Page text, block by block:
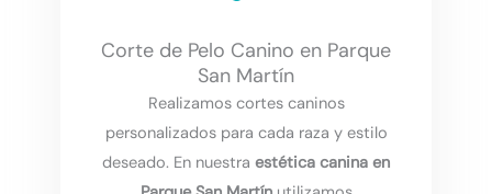
Corte de Pelo Canino en Parque
San Martín
Realizamos cortes caninos
personalizados para cada raza y estilo
deseado. En nuestra estética canina en